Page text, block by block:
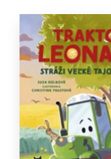
Technické
Výchova a